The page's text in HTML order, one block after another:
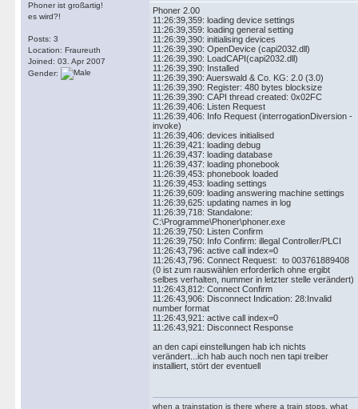
Phoner ist großartig!
es wird?!
Posts: 3
Location: Fraureuth
Joined: 03. Apr 2007
Gender:
Phoner 2.00
11:26:39,359: loading device settings
11:26:39,359: loading general setting
11:26:39,390: initialising devices
11:26:39,390: OpenDevice (capi2032.dll)
11:26:39,390: LoadCAPI(capi2032.dll)
11:26:39,390: Installed
11:26:39,390: Auerswald & Co. KG: 2.0 (3.0)
11:26:39,390: Register: 480 bytes blocksize
11:26:39,390: CAPI thread created: 0x02FC
11:26:39,406: Listen Request
11:26:39,406: Info Request (interrogationDiversion -
invoke)
11:26:39,406: devices initialised
11:26:39,421: loading debug
11:26:39,437: loading database
11:26:39,437: loading phonebook
11:26:39,453: phonebook loaded
11:26:39,453: loading settings
11:26:39,609: loading answering machine settings
11:26:39,625: updating names in log
11:26:39,718: Standalone:
C:\Programme\Phoner\phoner.exe
11:26:39,750: Listen Confirm
11:26:39,750: Info Confirm: illegal Controller/PLCI
11:26:43,796: active call index=0
11:26:43,796: Connect Request: to 003761889408
(0 ist zum rauswählen erforderlich ohne ergibt
selbes verhalten, nummer in letzter stelle verändert)
11:26:43,812: Connect Confirm
11:26:43,906: Disconnect Indication: 28:Invalid
number format
11:26:43,921: active call index=0
11:26:43,921: Disconnect Response
an den capi einstellungen hab ich nichts
verändert...ich hab auch noch nen tapi treiber
installiert, stört der eventuell
when a trainstation is there where a train stops, what